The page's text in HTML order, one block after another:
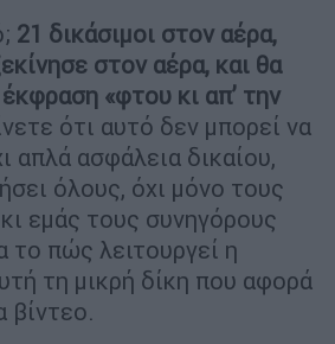
21 δικάσιμοι στον αέρα,
στον αέρα, και θα
«φτου κι απ’ την
ότι αυτό δεν μπορεί να
απλά ασφάλεια δικαίου,
όλους, όχι μόνο τους
εμάς τους συνηγόρους
το πώς λειτουργεί η
τη μικρή δίκη που αφορά
βίντεο.